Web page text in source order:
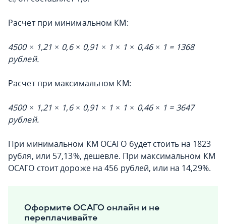
Расчет при минимальном КМ:
4500 × 1,21 × 0,6 × 0,91 × 1 × 1 × 0,46 × 1 = 1368
рублей.
Расчет при максимальном КМ:
4500 × 1,21 × 1,6 × 0,91 × 1 × 1 × 0,46 × 1 = 3647
рублей.
При минимальном КМ ОСАГО будет стоить на 1823
рубля, или 57,13%, дешевле. При максимальном КМ
ОСАГО стоит дороже на 456 рублей, или на 14,29%.
Оформите ОСАГО онлайн и не
переплачивайте